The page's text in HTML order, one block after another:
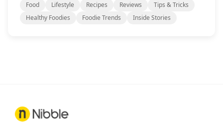
Food Lifestyle Recipes Reviews
Tips & Tricks
Healthy Foodies
Foodie Trends Inside Stories